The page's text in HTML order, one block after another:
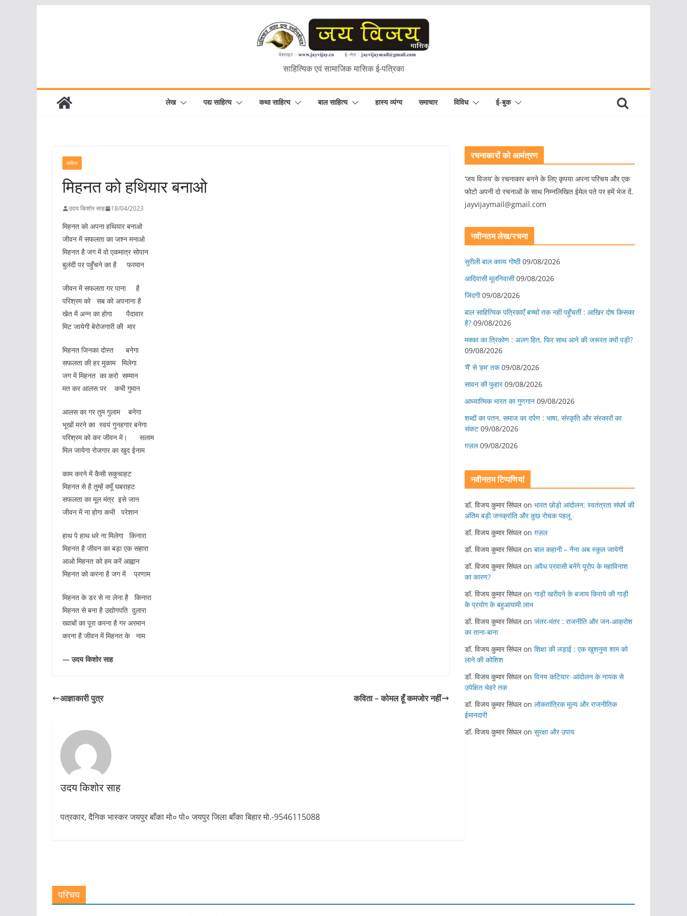
साहित्यिक एवं सामाजिक मासिक ई-पत्रिका
लेख पद्य साहित्य कथा साहित्य बाल साहित्य हास्य व्यंग्य समाचार विविध ई-बुक
कविता
मिहनत को हथियार बनाओ
उदय किशोर साह 18/04/2023
मिहनत को अपना हथियार बनाओ
जीवन में सफलता का जश्न मनाओ
मिहनत है जग में वो एकमात्र सोपान
बुलंदी पर पहुँचने का है फरमान
जीवन में सफलता गर पाना है
परिश्रम को सब को अपनाना है
खेत में अन्न का होगा पैदावार
मिट जायेगी बेरोजगारी की मार
मिहनत जिनका दोस्त बनेगा
सफलता की हर मुकाम मिलेगा
जग में मिहनत का करो सम्मान
मत कर आलस पर कभी गुमान
आलस का गर तुम गुलाम बनेगा
भूखों मरने का स्वयं गुनहगार बनेगा
परिश्रम को कर जीवन में। सलाम
मिल जायेगा रोजगार का खुद ईनाम
काम करने में कैसी सकुचाहट
मिहनत से है तुम्हें क्यूँ घबराहट
सफलता का मूल मंत्र इसे जान
जीवन में ना होगा कभी परेशान
हाथ पे हाथ धरे ना मिलेगा किनारा
मिहनत है जीवन का बड़ा एक सहारा
आओ मिहनत को हम करें आह्वान
मिहनत को करना है जग में प्रणाम
मिहनत के डर से ना लेना है किनारा
मिहनत से बना है उद्योगपति दुलारा
ख्वाबों का पूरा करना है गर अरमान
करना है जीवन में मिहनत के नाम
— उदय किशोर साह
आज्ञाकारी पुत्र कविता – कोमल हूँ कमजोर नहीं
उदय किशोर साह
पत्रकार, दैनिक भास्कर जयपुर बाँका मो० पो० जयपुर जिला बाँका बिहार मो.-9546115088
रचनाकारों को आमंत्रण
‘जय विजय’ के रचनाकार बनने के लिए कृपया अपना परिचय और एक
फोटो अपनी दो रचनाओं के साथ निम्नलिखित ईमेल पते पर हमें भेज दें.
jayvijaymail@gmail.com
नवीनतम लेख/रचना
सुरीली बाल काव्य गोष्ठी 09/08/2026
आदिवासी मूलनिवासी 09/08/2026
जिंदगी 09/08/2026
बाल साहित्यिक पत्रिकाएँ बच्चों तक नहीं पहुँचतीं : आखिर दोष किसका
है? 09/08/2026
मक्का का त्रिकोण : अलग हित, फिर साथ आने की जरूरत क्यों पड़ी?
09/08/2026
‘मैं’ से ‘हम’ तक 09/08/2026
सावन की फुहार 09/08/2026
आध्यात्मिक भारत का गुणगान 09/08/2026
शब्दों का पतन, समाज का दर्पण : भाषा, संस्कृति और संस्कारों का
संकट 09/08/2026
ग़ज़ल 09/08/2026
नवीनतम टिप्पणियां
डॉ. विजय कुमार सिंघलon भारत छोड़ो आंदोलन: स्वतंत्रता संघर्ष की
अंतिम बड़ी जनक्रांति और कुछ रोचक पहलू
डॉ. विजय कुमार सिंघलon ग़ज़ल
डॉ. विजय कुमार सिंघलon बाल कहानी – नैना अब स्कूल जायेगी
डॉ. विजय कुमार सिंघलon अवैध प्रवासी बनेंगे यूरोप के महाविनाश
का कारण?
डॉ. विजय कुमार सिंघलon गाड़ी खरीदने के बजाय किराये की गाड़ी
के प्रयोग के बहुआयामी लाभ
डॉ. विजय कुमार सिंघलon जंतर-मंतर : राजनीति और जन-आक्रोश
का ताना-बाना
डॉ. विजय कुमार सिंघलon शिक्षा की लड़ाई : एक खुशनुमा शाम को
लाने की कोशिश
डॉ. विजय कुमार सिंघलon विनय कटियारः आंदोलन के नायक से
उपेक्षित चेहरे तक
डॉ. विजय कुमार सिंघलon लोकतांत्रिक मूल्य और राजनीतिक
ईमानदारी
डॉ. विजय कुमार सिंघलon सुरक्षा और उपाय
परिचय